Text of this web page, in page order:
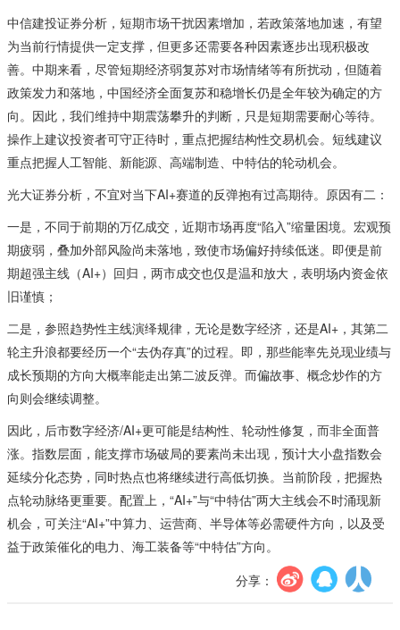
中信建投证券分析，短期市场干扰因素增加，若政策落地加速，有望
为当前行情提供一定支撑，但更多还需要各种因素逐步出现积极改
善。中期来看，尽管短期经济弱复苏对市场情绪等有所扰动，但随着
政策发力和落地，中国经济全面复苏和稳增长仍是全年较为确定的方
向。因此，我们维持中期震荡攀升的判断，只是短期需要耐心等待。
操作上建议投资者可守正待时，重点把握结构性交易机会。短线建议
重点把握人工智能、新能源、高端制造、中特估的轮动机会。
光大证券分析，不宜对当下AI+赛道的反弹抱有过高期待。原因有二：
一是，不同于前期的万亿成交，近期市场再度“陷入”缩量困境。宏观预
期疲弱，叠加外部风险尚未落地，致使市场偏好持续低迷。即便是前
期超强主线（AI+）回归，两市成交也仅是温和放大，表明场内资金依
旧谨慎；
二是，参照趋势性主线演绎规律，无论是数字经济，还是AI+，其第二
轮主升浪都要经历一个“去伪存真”的过程。即，那些能率先兑现业绩与
成长预期的方向大概率能走出第二波反弹。而偏故事、概念炒作的方
向则会继续调整。
因此，后市数字经济/AI+更可能是结构性、轮动性修复，而非全面普
涨。指数层面，能支撑市场破局的要素尚未出现，预计大小盘指数会
延续分化态势，同时热点也将继续进行高低切换。当前阶段，把握热
点轮动脉络更重要。配置上，“AI+”与“中特估”两大主线会不时涌现新
机会，可关注“AI+”中算力、运营商、半导体等必需硬件方向，以及受
益于政策催化的电力、海工装备等“中特估”方向。
分享：